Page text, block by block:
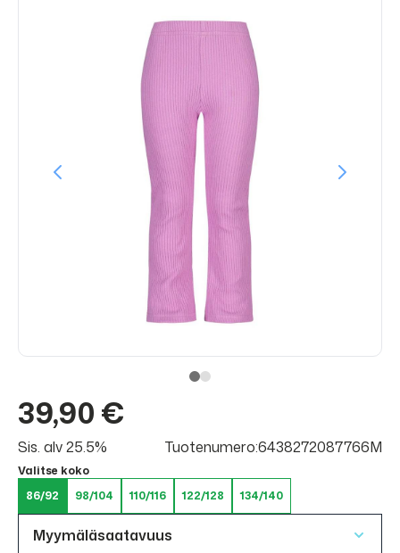
39,90 €
Sis. alv 25.5% Tuotenumero:6438272087766M
Valitse koko
86/92
98/104 110/116 122/128 134/140
Myymäläsaatavuus